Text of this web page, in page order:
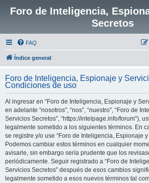
Foro de Inteligencia,
Secretos
FAQ
Índice general
Foro de Inteligencia, Espionaje y
Condiciones de uso
Al ingresar en “Foro de Inteligencia, Espionaje y
en adelante “nosotros”, “nos”, “nuestro”, “Foro de
Servicios Secretos”, “https://intelpage.info/forum”),
legalmente sometido a los siguientes términos. En
se registre y/o use “Foro de Inteligencia, Espionaje
Podemos cambiar estos términos en cualquier
avisarle, sin embargo sería prudente que los
periódicamente. Seguir registrado a “Foro de
Servicios Secretos” después de esos cambios
legalmente sometido a esos nuevos términos tal